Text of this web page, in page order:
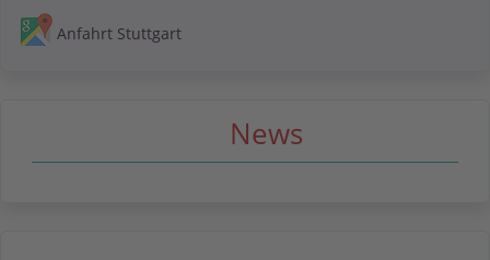
Anfahrt Stuttgart
News